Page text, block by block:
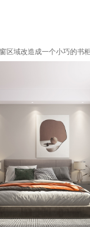
区域改造成一个小巧的书